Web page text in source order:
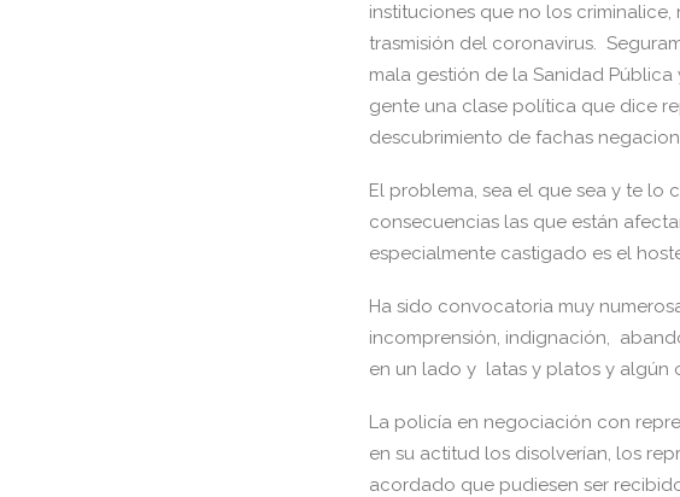
instituciones que no los
trasmisión del coronavirus.
mala gestión de la Sanidad
gente una clase política que dice
descubrimiento de fachas
El problema, sea el que sea y te lo
consecuencias las que están
especialmente castigado es el
Ha sido convocatoria muy
incomprensión, indignación,
en un lado y latas y platos y algún
La policía en negociación con
en su actitud los disolverían, los
acordado que pudiesen ser